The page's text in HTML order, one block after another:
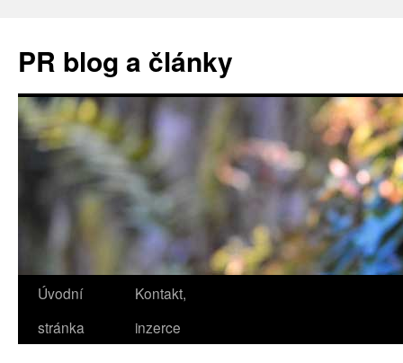
PR blog a články
Úvodní
stránka
Kontakt,
inzerce